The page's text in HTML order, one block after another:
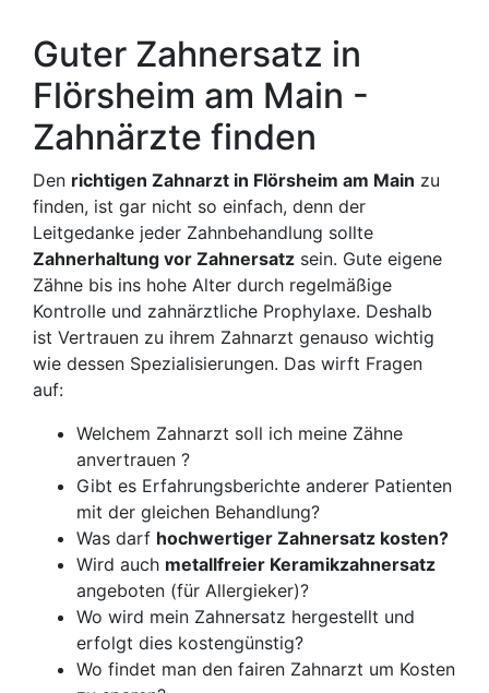
Guter Zahnersatz in
Flörsheim am Main -
Zahnärzte finden
Den richtigen Zahnarzt in Flörsheim am Main zu
finden, ist gar nicht so einfach, denn der
Leitgedanke jeder Zahnbehandlung sollte
Zahnerhaltung vor Zahnersatz sein. Gute eigene
Zähne bis ins hohe Alter durch regelmäßige
Kontrolle und zahnärztliche Prophylaxe. Deshalb
ist Vertrauen zu ihrem Zahnarzt genauso wichtig
wie dessen Spezialisierungen. Das wirft Fragen
auf:
Welchem Zahnarzt soll ich meine Zähne
anvertrauen ?
Gibt es Erfahrungsberichte anderer Patienten
mit der gleichen Behandlung?
Was darf hochwertiger Zahnersatz kosten?
Wird auch metallfreier Keramikzahnersatz
angeboten (für Allergieker)?
Wo wird mein Zahnersatz hergestellt und
erfolgt dies kostengünstig?
Wo findet man den fairen Zahnarzt um Kosten